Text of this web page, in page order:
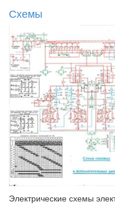
Схемы
Электрические схемы